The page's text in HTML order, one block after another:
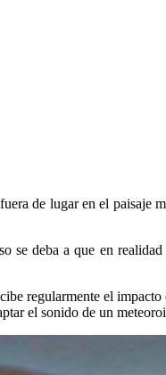
de lugar en el paisaje
se deba a que en realidad
regularmente el
el sonido de un